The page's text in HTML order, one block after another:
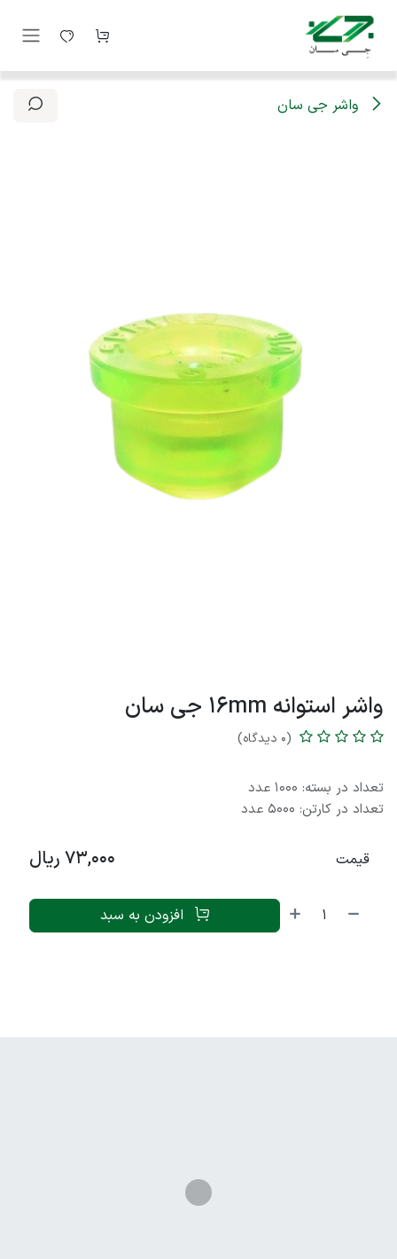
صرف نظر و مشاهده محتوا
واشر جی سان
واشر استوانه 16mm جی سان
(0 دیدگاه)
تعداد در بسته: 1000 عدد
تعداد در کارتن: 5000 عدد
افزودن به سبد
قیمت 73,000 ریال